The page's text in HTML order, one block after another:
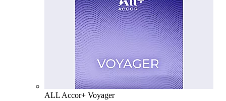
ALL Accor+ Voyager